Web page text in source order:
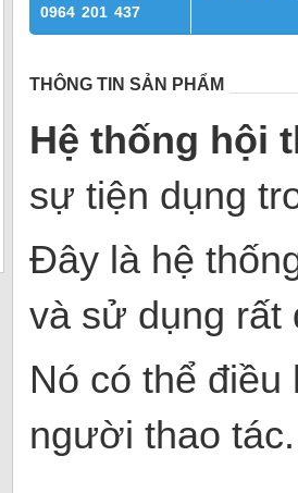
0964 201 437
THÔNG TIN SẢN PHẨM
Hệ thống hội
sự tiện dụng
Đây là hệ
và sử dụng rất
Nó có thể
người thao tác.